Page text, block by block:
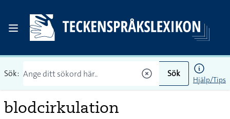
Sök: Sök
Hjälp/Tips
blodcirkulation